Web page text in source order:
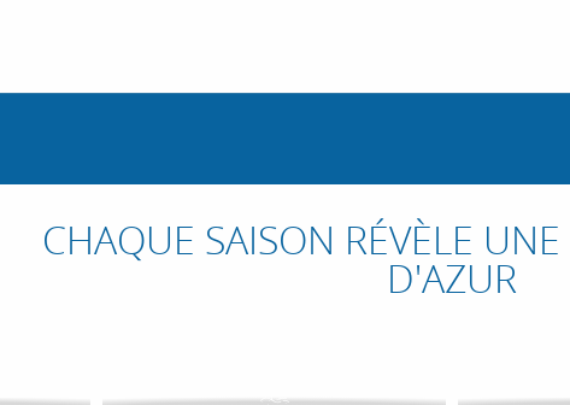
CHAQUE SAISON RÉVÈLE
D'AZUR